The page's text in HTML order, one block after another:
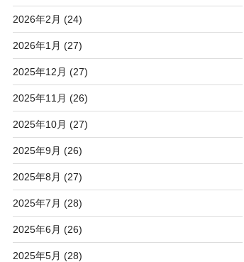
2026年2月 (24)
2026年1月 (27)
2025年12月 (27)
2025年11月 (26)
2025年10月 (27)
2025年9月 (26)
2025年8月 (27)
2025年7月 (28)
2025年6月 (26)
2025年5月 (28)